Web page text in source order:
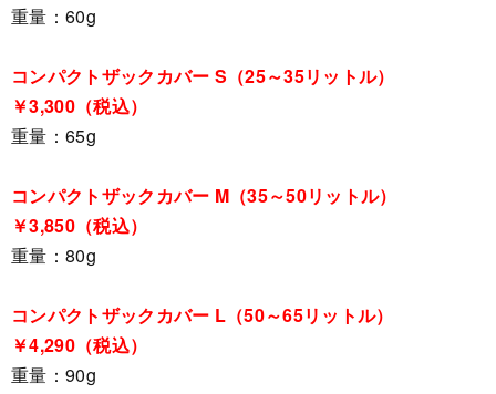
重量：60g
コンパクトザックカバー S（25～35リットル）
￥3,300（税込）
重量：65g
コンパクトザックカバー M（35～50リットル）
￥3,850（税込）
重量：80g
コンパクトザックカバー L（50～65リットル）
￥4,290（税込）
重量：90g